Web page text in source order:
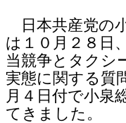
日本共産党の
は１０月２８日
当競争とタクシ
実態に関する質
月４日付で小泉
てきました。